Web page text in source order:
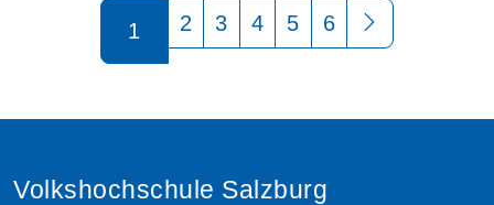
Seite 1 von 6
1 2 3 4 5 6
Volkshochschule Salzburg